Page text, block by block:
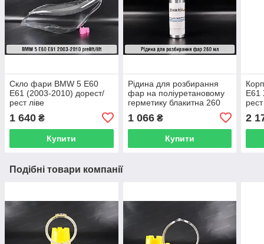
Скло фари BMW 5 E60
E61 (2003-2010) дорест/
рест ліве
1 640 ₴
Купити
Рідина для розбирання
фар на поліуретановому
герметику блакитна 260
1 066₴
Купити
E61
2
Подібні товари компанії